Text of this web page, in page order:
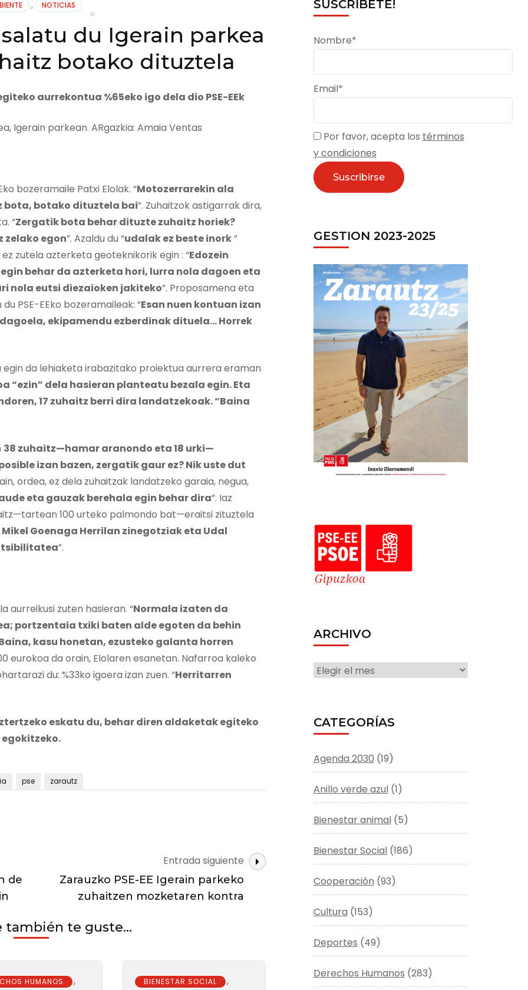
, NOTICIAS
du Igerain parkea
botako dituztela
aurrekontua %65eko igo dela dio PSE-EEk
bozeramaile Patxi Elolak. “Motozerrarekin ala
bota, botako dituztela bai”. Zuhaitzok astigarrak dira,
“Zergatik bota behar dituzte zuhaitz horiek?
zelako egon”. Azaldu du “udalak ez beste inork”
zutela azterketa geoteknikorik egin : “Edozein
behar da azterketa hori, lurra nola dagoen eta
nola eutsi diezaioken jakiteko”. Proposamena eta
PSE-EEko bozeramaileak: “Esan nuen kontuan izan
ekipamendu ezberdinak dituela… Horrek
da lehiaketa irabazitako proiektua aurrera eraman
“ezin” dela hasieran planteatu bezala egin. Eta
17 zuhaitz berri dira landatzekoak. “Baina
38 zuhaitz—hamar aranondo eta 18 urki—
izan bazen, zergatik gaur ez? Nik uste dut
ordea, ez dela zuhaitzak landatzeko garaia, negua,
eta gauzak berehala egin behar dira”. Iaz
100 urteko palmondo bat—eraitsi zituztela
Goenaga Herrilan zinegotziak eta Udal
”.
aurreikusi zuten hasieran. “Normala izaten da
portzentaia txiki baten alde egoten da behin
kasu honetan, ezusteko galanta horren
eurokoa da orain, Elolaren esanetan. Nafarroa kaleko
du: %33ko igoera izan zuen. “Herritarren
eskatu du, behar diren aldaketak egiteko
pse zarautz
de
Entrada siguiente
Zarauzko PSE-EE Igerain parkeko
zuhaitzen mozketaren kontra
también te guste...
HUMANOS , BIENESTAR SOCIAL ,
SUSCRÍBETE!
Nombre*
Email*
Por favor, acepta los términos
y condiciones
GESTION 2023-2025
ARCHIVO
ARCHIVO
CATEGORÍAS
Agenda 2030 (19)
Anillo verde azul(1)
Bienestar animal(5)
Bienestar Social(186)
Cooperación (93)
Cultura (153)
Deportes (49)
Derechos Humanos (283)